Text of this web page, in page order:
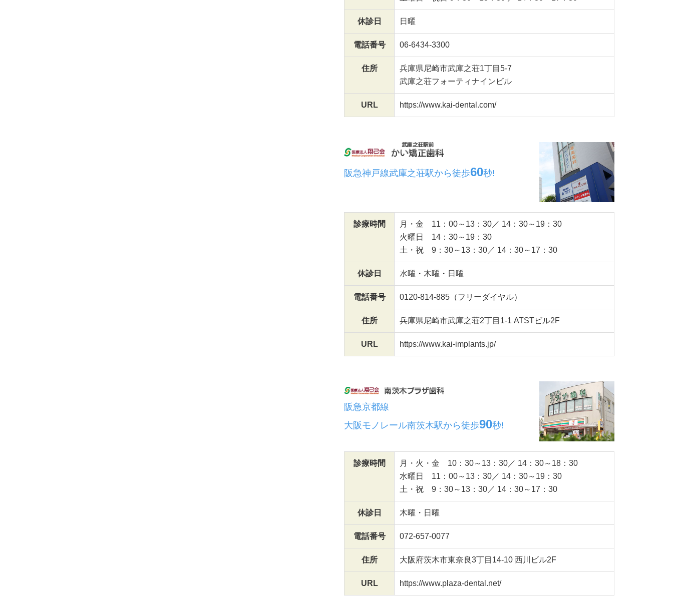
休診日 日曜
電話番号 06-6434-3300
住所
兵庫県尼崎市武庫之荘1丁目5-7
武庫之荘フォーティナインビル
URL https://www.kai-dental.com/
阪急神戸線武庫之荘駅から徒歩60秒!
診療時間
月・金 11：00～13：30／ 14：30～19：30
火曜日 14：30～19：30
土・祝 9：30～13：30／ 14：30～17：30
休診日 水曜・木曜・日曜
電話番号 0120-814-885 （フリーダイヤル）
住所 兵庫県尼崎市武庫之荘2丁目1-1 ATSTビル2F
URL https://www.kai-implants.jp/
阪急京都線
大阪モノレール南茨木駅から徒歩90秒!
診療時間
月・火・金 10：30～13：30／ 14：30～18：30
水曜日 11：00～13：30／ 14：30～19：30
土・祝 9：30～13：30／ 14：30～17：30
休診日 木曜・日曜
電話番号 072-657-0077
住所 大阪府茨木市東奈良3丁目14-10 西川ビル2F
URL https://www.plaza-dental.net/